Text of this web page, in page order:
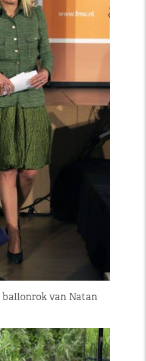
ballonrok van Natan